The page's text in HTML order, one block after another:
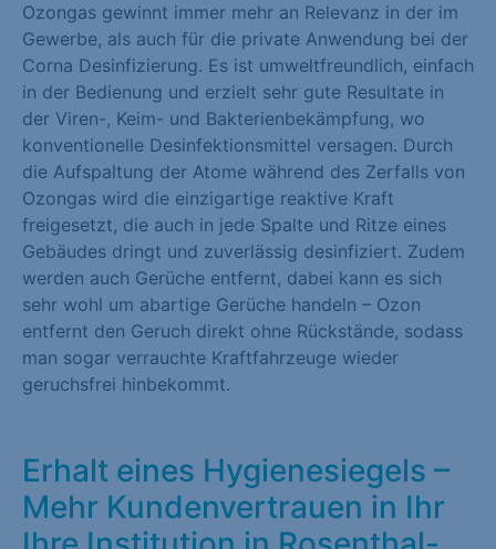
Ozongas gewinnt immer mehr an Relevanz in der im
Gewerbe, als auch für die private Anwendung bei der
Corna Desinfizierung. Es ist umweltfreundlich, einfach
in der Bedienung und erzielt sehr gute Resultate in
der Viren-, Keim- und Bakterienbekämpfung, wo
konventionelle Desinfektionsmittel versagen. Durch
die Aufspaltung der Atome während des Zerfalls von
Ozongas wird die einzigartige reaktive Kraft
freigesetzt, die auch in jede Spalte und Ritze eines
Gebäudes dringt und zuverlässig desinfiziert. Zudem
werden auch Gerüche entfernt, dabei kann es sich
sehr wohl um abartige Gerüche handeln – Ozon
entfernt den Geruch direkt ohne Rückstände, sodass
man sogar verrauchte Kraftfahrzeuge wieder
geruchsfrei hinbekommt.
Erhalt eines Hygienesiegels –
Mehr Kundenvertrauen in Ihr
Inhalte von Videoplattformen und Social-Media-Plattformen
werden standardmäßig blockiert. Wenn Cookies von externen
Medien akzeptiert werden, bedarf der Zugriff auf diese Inhalte
keiner manuellen Einwilligung mehr.
Cookie-Informationen anzeigen
Datenschutzerklärung Impressum